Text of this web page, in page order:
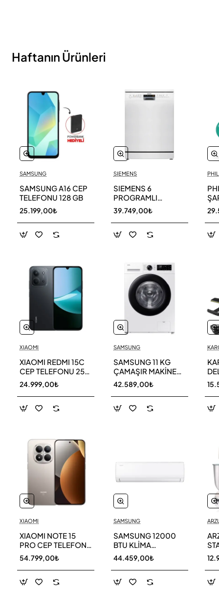
Haftanın Ürünleri
SAMSUNG
SAMSUNG A16 CEP
TELEFONU 128 GB
25.199,00₺
XIAOMI
XIAOMI REDMI 15C
CEP TELEFONU 256
GB
24.999,00₺
XIAOMI
XIAOMI NOTE 15
PRO CEP TELEFONU
256 GB
54.799,00₺
SIEMENS
SIEMENS 6
PROGRAMLI
BULAŞIK MAKİNESİ
SN216W00DT
39.749,00₺
SAMSUNG
SAMSUNG 11 KG
ÇAMAŞIR MAKİNESİ
WW11DG5B25AEAH
42.589,00₺
SAMSUNG
SAMSUNG 12000
BTU KLİMA
AR40F12C0AM SK
44.459,00₺
11